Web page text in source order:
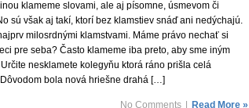
klameme slovami, ale aj písomne, úsmevom či
sú však aj takí, ktorí bez klamstiev snáď ani nedýchajú.
milosrdnými klamstvami. Máme právo nechať si
pre seba? Často klameme iba preto, aby sme iným
nesklamete kolegyňu ktorá ráno prišla celá
bola nová hriešne drahá […]
No Comments Read More »